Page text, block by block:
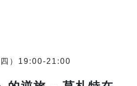
四）19:00-21:00